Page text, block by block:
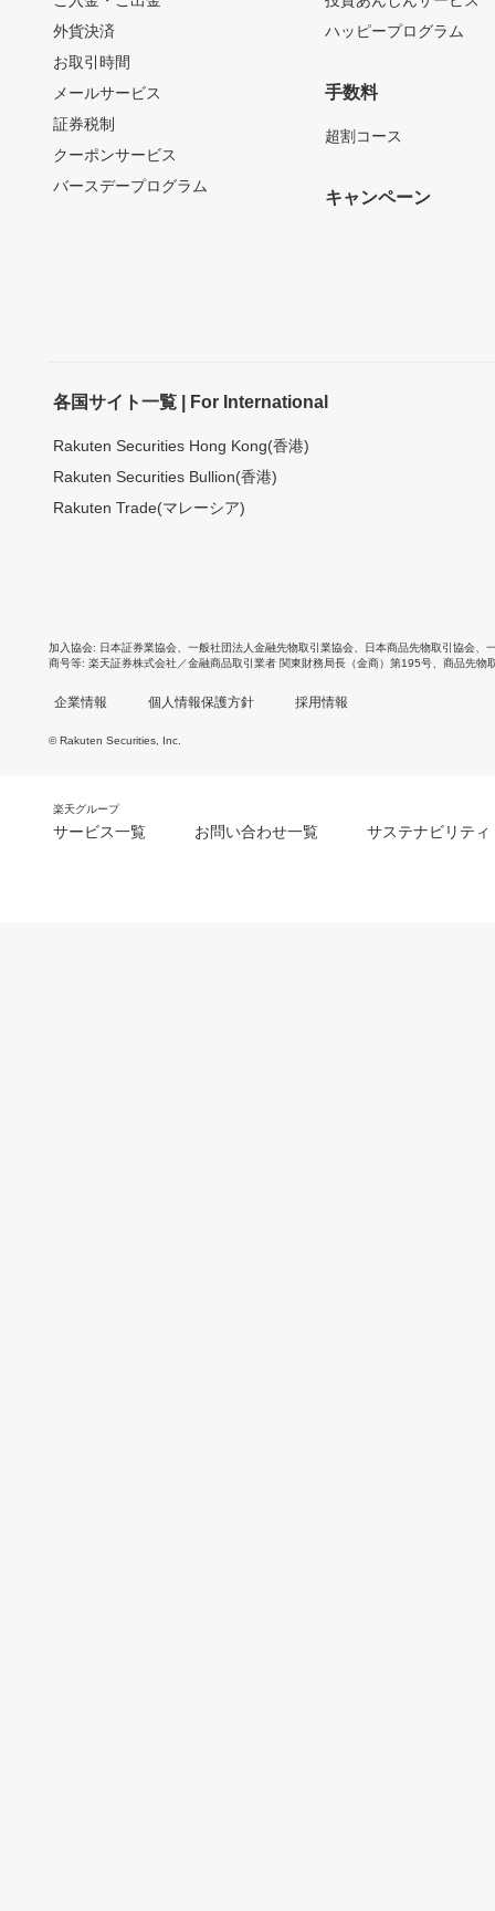
外貨決済
お取引時間
メールサービス
証券税制
クーポンサービス
バースデープログラム
ハッピープログラム
手数料
超割コース
キャンペーン
各国サイト一覧 | For International
Rakuten Securities Hong Kong(香港)
Rakuten Securities Bullion(香港)
Rakuten Trade(マレーシア)
加入協会 日本証券業協会 一般社団法人金融先物取引業協会 日本商品先物取引協会
商号等 楽天証券株式会社／金融商品取引業者 関東財務局長（金商）第195号、商品先物
企業情報 個人情報保護方針 採用情報
© Rakuten Securities, Inc.
楽天グループ
サービス一覧 お問い合わせ一覧 サステナビリティ